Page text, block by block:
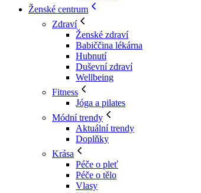
Ženské centrum
Zdraví
Ženské zdraví
Babiččina lékárna
Hubnutí
Duševní zdraví
Wellbeing
Fitness
Jóga a pilates
Módní trendy
Aktuální trendy
Doplňky
Krása
Péče o pleť
Péče o tělo
Vlasy